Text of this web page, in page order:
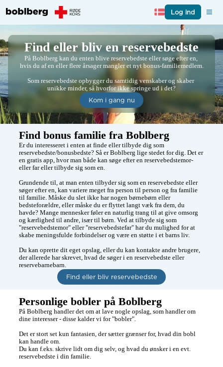
Log ind
Find eller bliv en reservebedste
På Boblberg kan du enten blive reservebedste eller søge efter en,
hvis du af en eller flere årsager mangler et nyt bonus-familiemedlem.
Som reservebedste opbygger du samtidig venskaber og skaber
unikke minder, så hvorfor ikke springe ud i det?
Kom i gang nu
Find bonus familie fra Boblberg
Er du interesseret i enten at finde eller tilbyde dig som
reservebedste/bonusbedste? Så er Boblberg lige stedet for dig. Det er
en gratis app, hvor man både kan søge efter en reservebedstemor-
eller far eller tilbyde sig som en.
Grundende til, at man enten tilbyder sig som en reservebedste eller
søger efter en, kan variere meget fra person til person og fra familie
til familie. Måske du slet ikke har nogen børnebørn eller
bedsteforældre, eller måske du er flyttet langt væk fra dem, du
havde? Mange mennesker føler en naturlig trang til at give omsorg
og kærlighed til andre, især til børn. Ved at tilbyde sig som
"reservebedstemor" eller "reservebedstefar" har du mulighed for at
skabe meningsfulde forbindelser og være en støtte i et barns liv.
Du kan oprette dit eget opslag, eller du kan kontakte andre brugere,
der allerede har skrevet, hvad de søger i en reservebedste eller
reservebarnebarn.
Find eller bliv reservebedste
Personlige bobler på Boblberg
På Boblberg handler det om at lave nogle opslag, som handler om
dine interesser - disse kalder vi for "bobler".
Det er stort set kun fantasien, der sætter grænser for, hvad din bobl
kan handle om.
Du kan f.eks. skrive lidt om dig selv, og hvad du ønsker i en evt.
reservebedste i din familie.